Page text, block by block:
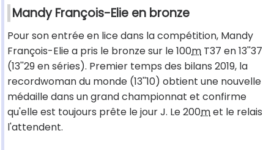
Mandy François-Elie en bronze
Pour son entrée en lice dans la compétition, Mandy
François-Elie a pris le bronze sur le 100m T37 en 13''37
(13''29 en séries). Premier temps des bilans 2019, la
recordwoman du monde (13''10) obtient une nouvelle
médaille dans un grand championnat et confirme
qu'elle est toujours prête le jour J. Le 200met le relais
l'attendent.